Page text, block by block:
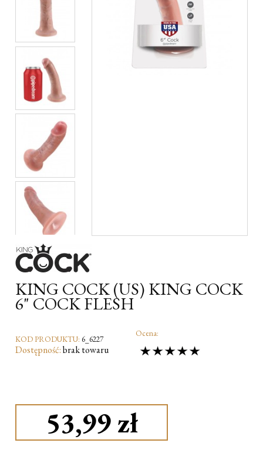
KING COCK (US) KING COCK
6" COCK FLESH
KOD PRODUKTU: 6_6227
Dostępność:brak towaru
Ocena:
53,99 zł